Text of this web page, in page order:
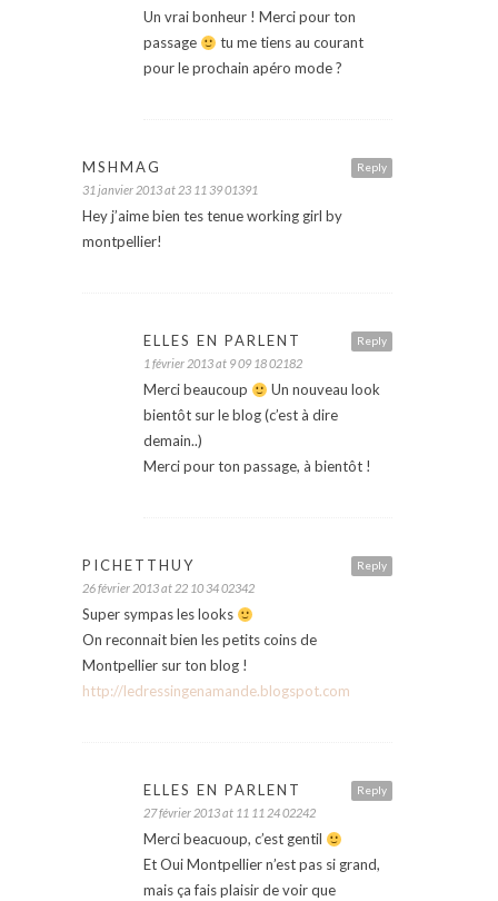
Un vrai bonheur ! Merci pour ton
passage
tu me tiens au courant
pour le prochain apéro mode ?
Reply
MSHMAG
31 janvier 2013 at 23 11 39 01391
Hey j’aime bien tes tenue working girl by
montpellier!
Reply
ELLES EN PARLENT
1 février 2013 at 9 09 18 02182
Merci beaucoup
Un nouveau look
bientôt sur le blog (c’est à dire
demain..)
Merci pour ton passage, à bientôt !
Reply
PICHETTHUY
26 février 2013 at 22 10 34 02342
Super sympas les looks
On reconnait bien les petits coins de
Montpellier sur ton blog !
http://ledressingenamande.blogspot.com
Reply
ELLES EN PARLENT
27 février 2013 at 11 11 24 02242
Merci beacuoup, c’est gentil
Et Oui Montpellier n’est pas si grand,
mais ça fais plaisir de voir que